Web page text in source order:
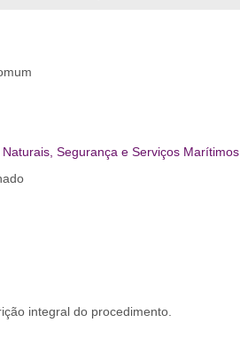
Segurança e Serviços Marítimos
integral do procedimento.